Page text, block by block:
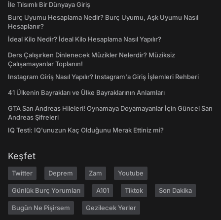
İle Tılsımlı Bir Dünyaya Giriş
Burç Uyumu Hesaplama Nedir? Burç Uyumu, Aşk Uyumu Nasıl
Hesaplanır?
İdeal Kilo Nedir? İdeal Kilo Hesaplama Nasıl Yapılır?
Ders Çalışırken Dinlenecek Müzikler Nelerdir? Müziksiz
Çalışamayanlar Toplanın!
Instagram Giriş Nasıl Yapılır? Instagram'a Giriş İşlemleri Rehberi
41 Ülkenin Bayrakları ve Ülke Bayraklarının Anlamları
GTA San Andreas Hileleri! Oynamaya Doyamayanlar İçin Güncel San
Andreas Şifreleri
IQ Testi: IQ'unuzun Kaç Olduğunu Merak Ettiniz mi?
Keşfet
Twitter Deprem Zam Youtube
Günlük Burç Yorumları A101 Tiktok Son Dakika
Bugün Ne Pişirsem Gezilecek Yerler